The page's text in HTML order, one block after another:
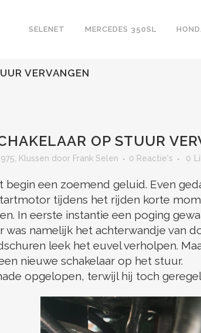
SELENET MERCEDES 350SL
VERVANGEN
OP STUUR
Klussen door Frank Selen 0 Reactie's 0
een zoemend geluid. Even
tijdens het rijden korte
In eerste instantie een poging
was namelijk het achterwandje van
leek het euvel verholpen.
nieuwe schakelaar op het stuur.
opgelopen, terwijl hij toch